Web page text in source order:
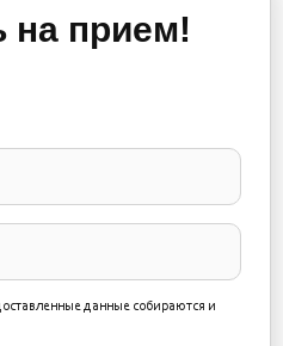
на прием!
данные собираются и